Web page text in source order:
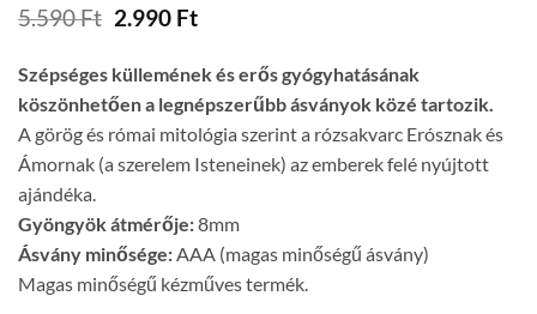
5.590Ft Original
was:
5.590 Ft.
2.990 FtCurrent
is:
2.990 Ft.
Szépséges küllemének és erős gyógyhatásának
köszönhetően a legnépszerűbb ásványok közé tartozik.
A görög és római mitológia szerint a rózsakvarc Erósznak és
Ámornak (a szerelem Isteneinek) az emberek felé nyújtott
ajándéka.
Gyöngyök átmérője:8mm
Ásvány minősége: AAA (magas minőségű ásvány)
Magas minőségű kézműves termék.